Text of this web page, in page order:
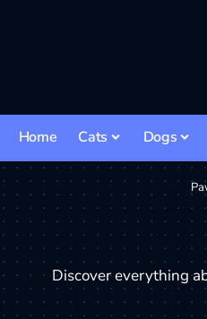
Home Cats Dogs
Discover everything